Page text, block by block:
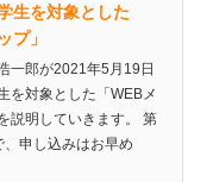
生を対象とした
プ」
一郎が2021年5月19日
を対象とした「WEBメ
説明していきます。 第
申し込みはお早め